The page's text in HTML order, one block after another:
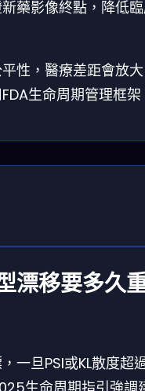
藥影像終點，降低
性，醫療差距會放
生命周期管理框架
漂移要多久
一旦PSI或KL散度超